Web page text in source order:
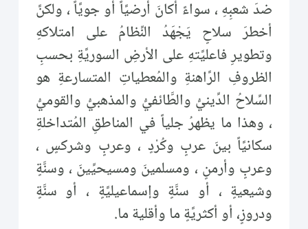
ضدَ شعبِهِ ، سواءً أكانَ أرضيَّاً أو جويَّاً ، ولكنَّ
أخطرَ سلاحٍ يَجْهَدُ النِّظامُ على امتلاكهِ
وتطويرِ فاعليَّتهِ على الأرضِ السوريَّةِ بحسبِ
الظروفِ الرَّاهنةِ والمُعطياتِ المتسارعةِ هو
السِّلاحُ الدِّينيُّ والطَّائفيُّ والمذهبيُّ والقوميُّ
، وهذا ما يظهرُ جلياً في المناطقِ المُتداخلةِ
سكانيَّاً بينَ عربٍ وكُرْدٍ ، وعربٍ وشركسٍ ،
وعربٍ وأرمنٍ ، ومسلمينَ ومسيحيِّينَ ، وسنَّةٍ
وشيعيةٍ ، أو سنَّةٍ وإسماعيليَّةٍ ، أو سنَّةٍ
ودروزٍ، أو أكثريَّةٍ ما وأقلية ما.